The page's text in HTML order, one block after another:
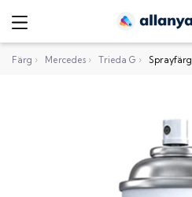
Färg › Mercedes › Trieda G › Sprayfärg